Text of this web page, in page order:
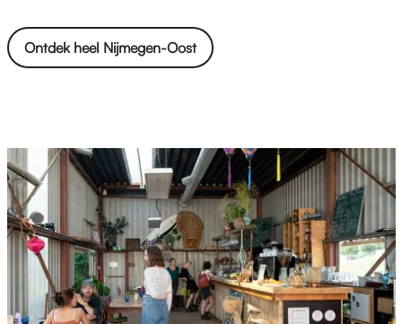
e
g
O
o
s
t
Ontdek heel Nijmegen-Oost